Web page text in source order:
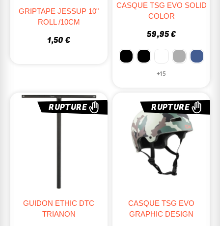
GRIPTAPE JESSUP 10"
ROLL /10CM
1,50 €
CASQUE TSG EVO SOLID
COLOR
59,95 €
+15
RUPTURE
GUIDON ETHIC DTC
TRIANON
RUPTURE
CASQUE TSG EVO
GRAPHIC DESIGN